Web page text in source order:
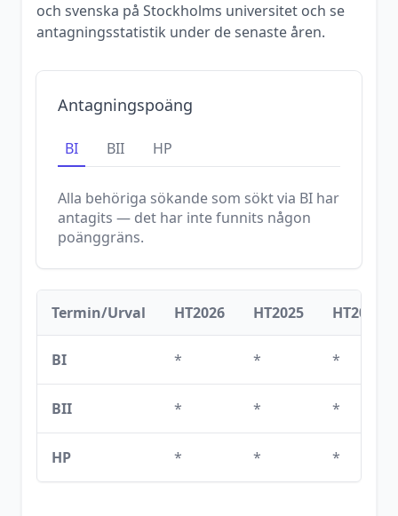
och svenska på Stockholms universitet och se
antagningsstatistik under de senaste åren.
Antagningspoäng
BI BII HP
Alla behöriga sökande som sökt via BI har
antagits — det har inte funnits någon
poänggräns.
Termin/Urval HT2026 HT2025 HT2024
BI * * *
BII * * *
HP * * *